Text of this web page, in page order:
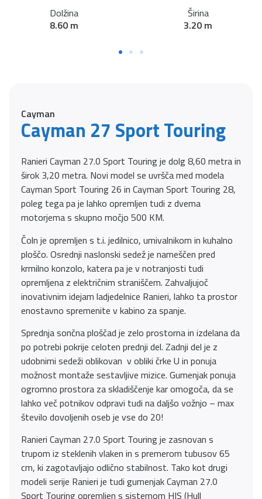
Dolžina
8.60 m
Širina
3.20 m
Cayman
Cayman 27 Sport Touring
Ranieri Cayman 27.0 Sport Touring je dolg 8,60 metra in
širok 3,20 metra. Novi model se uvršča med modela
Cayman Sport Touring 26 in Cayman Sport Touring 28,
poleg tega pa je lahko opremljen tudi z dvema
motorjema s skupno močjo 500 KM.
Čoln je opremljen s t.i. jedilnico, umivalnikom in kuhalno
ploščo. Osrednji naslonski sedež je nameščen pred
krmilno konzolo, katera pa je v notranjosti tudi
opremljena z električnim straniščem. Zahvaljujoč
inovativnim idejam ladjedelnice Ranieri, lahko ta prostor
enostavno spremenite v kabino za spanje.
Sprednja sončna ploščad je zelo prostorna in izdelana da
po potrebi pokrije celoten prednji del. Zadnji del je z
udobnimi sedeži oblikovan v obliki črke U in ponuja
možnost montaže sestavljive mizice. Gumenjak ponuja
ogromno prostora za skladiščenje kar omogoča, da se
lahko več potnikov odpravi tudi na daljšo vožnjo – max
število dovoljenih oseb je vse do 20!
Ranieri Cayman 27.0 Sport Touring je zasnovan s
trupom iz steklenih vlaken in s premerom tubusov 65
cm, ki zagotavljajo odlično stabilnost. Tako kot drugi
modeli serije Ranieri je tudi gumenjak Cayman 27.0
Sport Touring opremljen s sistemom HIS (Hull